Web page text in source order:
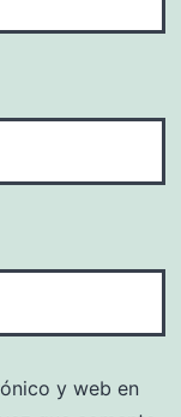
y web en